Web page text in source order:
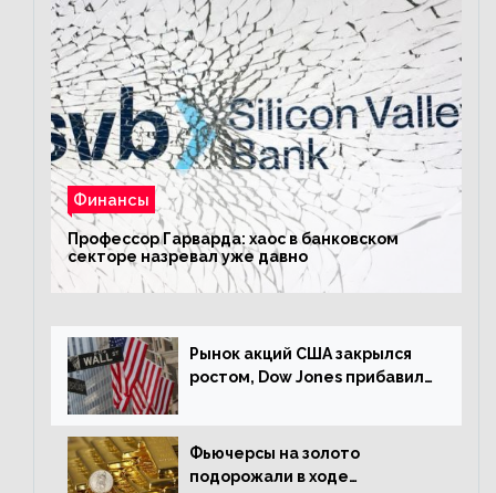
Финансы
Профессор Гарварда: хаос в банковском
секторе назревал уже давно
Рынок акций США закрылся
ростом, Dow Jones прибавил
Фьючерсы на золото
подорожали в ходе